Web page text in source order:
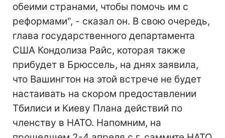
обеими странами, чтобы помочь им с
реформами", - сказал он. В свою очередь,
глава государственного департамента
США Кондолиза Райс, которая также
прибудет в Брюссель, на днях заявила,
что Вашингтон на этой встрече не будет
настаивать на скором предоставлении
Тбилиси и Киеву Плана действий по
членству в НАТО. Напомним, на